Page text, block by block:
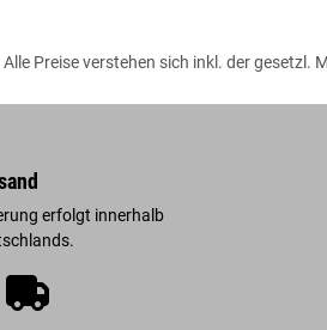
Alle Preise verstehen sich inkl. der gesetzl.
erfolgt innerhalb